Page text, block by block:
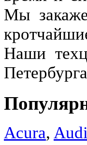
Мы
Наши
Acura, Audi